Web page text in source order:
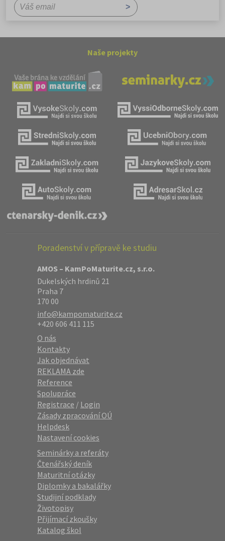
Naše projekty
Poradenství v přípravě ke studiu
AMOS – KamPoMaturite.cz, s.r.o.
Dukelských hrdinů 21
Praha 7
170 00
info@kampomaturite.cz
+420 606 411 115
O nás
Kontakty
Jak objednávat
REKLAMA zde
Reference
Spolupráce
Registrace / Login
Zásady zpracování OÚ
Helpdesk
Nastavení cookies
Seminárky a referáty
Čtenářský deník
Maturitní otázky
Diplomky a bakalářky
Studijní podklady
Životopisy
Přijímací zkoušky
Katalog škol